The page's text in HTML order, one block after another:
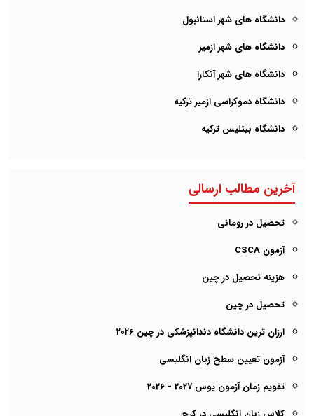
دانشگاه های شهر استانبول
دانشگاه های شهر ازمیر
دانشگاه های شهر آنکارا
دانشگاه دموکراسی ازمیر ترکیه
دانشگاه بیتلیس ترکیه
آخرین مطالب ارسالی
تحصیل در رومانی
آزمون CSCA
هزینه تحصیل در چین
تحصیل در چین
ارزان ترین دانشگاه دندانپزشکی در چین ۲۰۲6
آزمون تعیین سطح زبان انگلیسی
تقویم زمان آزمون یوس 2027 - 2026